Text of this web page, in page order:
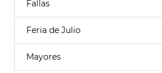
Fallas
Feria de Julio
Mayores